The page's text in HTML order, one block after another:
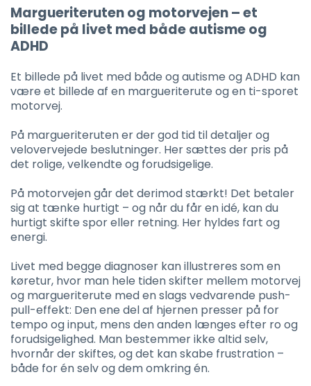
Margueriteruten og motorvejen – et
billede på livet med både autisme og
ADHD
Et billede på livet med både og autisme og ADHD kan
være et billede af en margueriterute og en ti-sporet
motorvej.
På margueriteruten er der god tid til detaljer og
velovervejede beslutninger. Her sættes der pris på
det rolige, velkendte og forudsigelige.
På motorvejen går det derimod stærkt! Det betaler
sig at tænke hurtigt – og når du får en idé, kan du
hurtigt skifte spor eller retning. Her hyldes fart og
energi.
Livet med begge diagnoser kan illustreres som en
køretur, hvor man hele tiden skifter mellem motorvej
og margueriterute med en slags vedvarende push-
pull-effekt: Den ene del af hjernen presser på for
tempo og input, mens den anden længes efter ro og
forudsigelighed. Man bestemmer ikke altid selv,
hvornår der skiftes, og det kan skabe frustration –
både for én selv og dem omkring én.